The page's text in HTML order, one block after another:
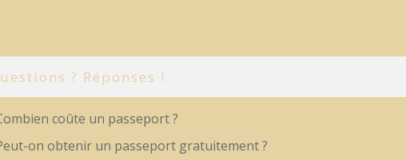
? Réponses !
coûte un passeport ?
on obtenir un passeport gratuitement ?